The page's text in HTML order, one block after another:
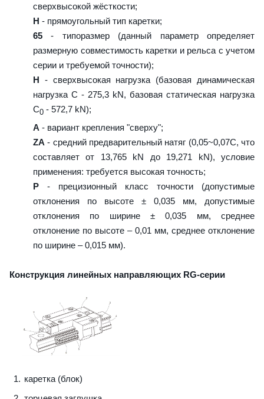
сверхвысокой жёсткости;
H - прямоугольный тип каретки;
65 - типоразмер (данный параметр определяет
размерную совместимость каретки и рельса с учетом
серии и требуемой точности);
H - сверхвысокая нагрузка (базовая динамическая
нагрузка C - 275,3 kN, базовая статическая нагрузка
С0 - 572,7 kN);
A - вариант крепления "сверху";
ZA - средний предварительный натяг (0,05~0,07C, что
составляет от 13,765 kN до 19,271 kN), условие
применения: требуется высокая точность;
P - прецизионный класс точности (допустимые
отклонения по высоте ± 0,035 мм, допустимые
отклонения по ширине ± 0,035 мм, среднее
отклонение по высоте – 0,01 мм, среднее отклонение
по ширине – 0,015 мм).
Конструкция линейных направляющих RG-серии
каретка (блок)